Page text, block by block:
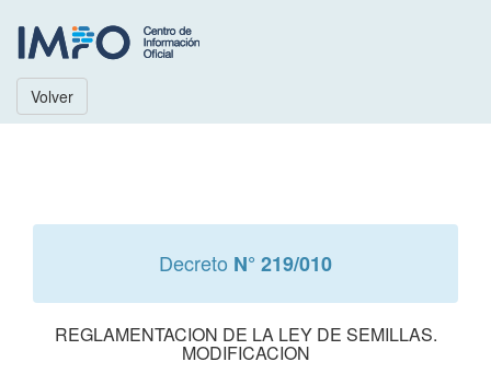
Volver
Decreto N° 219/010
REGLAMENTACION DE LA LEY DE SEMILLAS.
MODIFICACION